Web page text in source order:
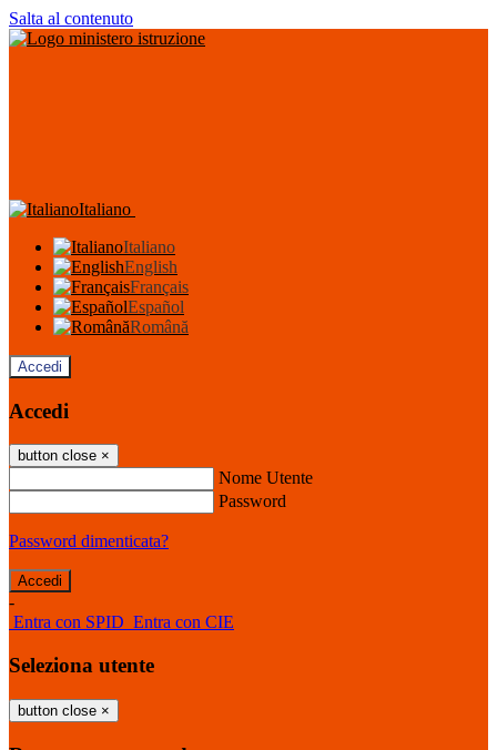
Salta al contenuto
Italiano
Italiano
English
Français
Español
Română
Accedi
Accedi
button close ×
Nome Utente
Password
Password dimenticata?
-
Entra con SPID Entra con CIE
Seleziona utente
button close ×